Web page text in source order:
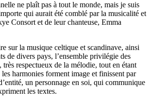
ne plaît pas à tout le monde, mais je suis
qui aurait été comblé par la musicalité et
Consort et de leur chanteuse, Emma
sur la musique celtique et scandinave, ainsi
de divers pays, l’ensemble privilégie des
très respectueux de la mélodie, tout en étant
harmonies forment image et finissent par
un personnage en soi, qui communique
les textes.